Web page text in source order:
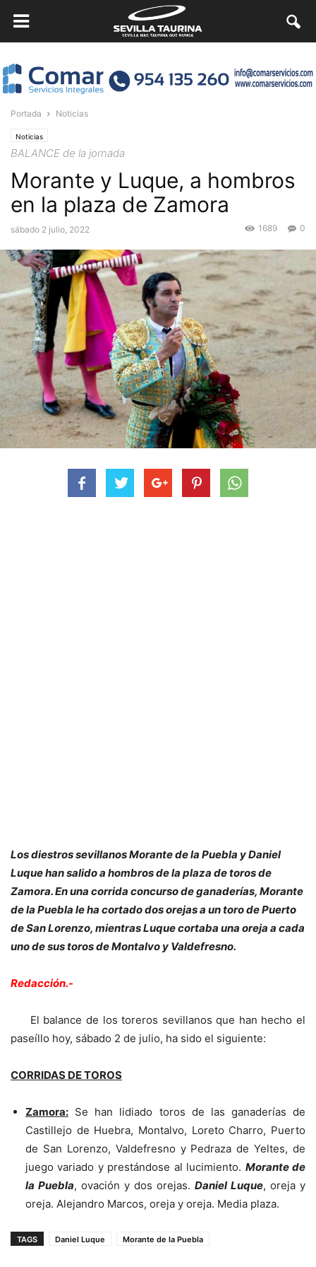
Portada Noticias
Noticias
BALANCE de la jornada
Morante y Luque, a hombros
en la plaza de Zamora
sábado 2 julio, 2022 0
1689
Los diestros sevillanos Morante de la Puebla y Daniel
Luque han salido a hombros de la plaza de toros de
Zamora. En una corrida concurso de ganaderías, Morante
de la Puebla le ha cortado dos orejas a un toro de Puerto
de San Lorenzo, mientras Luque cortaba una oreja a cada
uno de sus toros de Montalvo y Valdefresno.
Redacción.-
El balance de los toreros sevillanos que han hecho el
paseíllo hoy, sábado 2 de julio, ha sido el siguiente:
CORRIDAS DE TOROS
Zamora: Se han lidiado toros de las ganaderías de
Castillejo de Huebra, Montalvo, Loreto Charro, Puerto
de San Lorenzo, Valdefresno y Pedraza de Yeltes, de
juego variado y prestándose al lucimiento. Morante de
la Puebla, ovación y dos orejas. Daniel Luque, oreja y
oreja. Alejandro Marcos, oreja y oreja. Media plaza.
TAGS Daniel Luque Morante de la Puebla